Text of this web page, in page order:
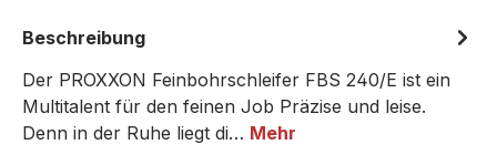
Beschreibung
Der PROXXON Feinbohrschleifer FBS 240/E ist ein
Multitalent für den feinen Job Präzise und leise.
Denn in der Ruhe liegt di… Mehr